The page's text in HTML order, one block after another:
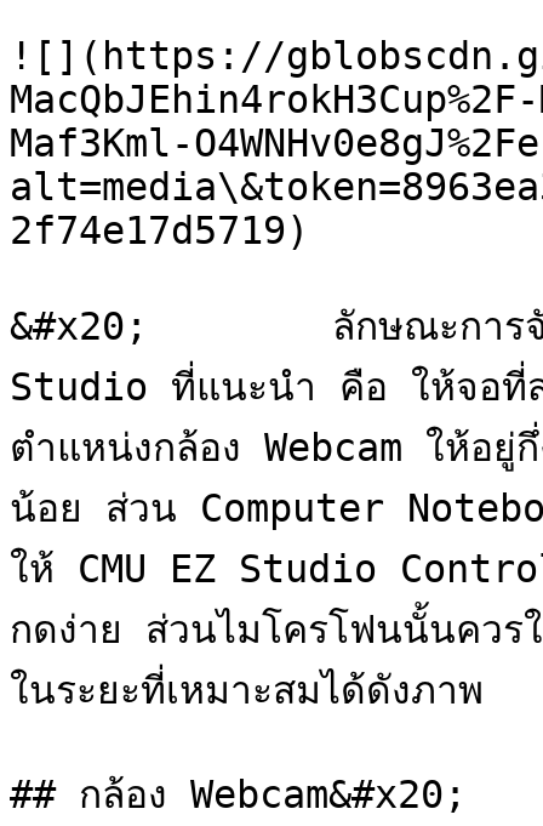
![](https://
Maf3Kml-
2f74e17d5719)
&#x20;        ลักษณะการจัด
Studio ที่แนะนำ คือ ให้จอที่ส
ตำแหน่งกล้อง Webcam ให้อยู่
น้อย ส่วน Computer
ให้ CMU EZ Studio
กดง่าย ส่วนไมโครโฟนนั้นควร
ในระยะที่เหมาะสมได้ดังภาพ
## กล้อง Webcam&#x20;